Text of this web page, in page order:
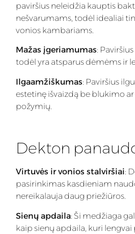
paviršius neleidžia kauptis
nešvarumams, todėl idealiai
vonios kambariams.
Mažas įgeriamumas:
todėl yra atsparus dėmėms ir
Ilgaamžiškumas: Paviršius
estetinę išvaizdą be blukimo
požymių.
Dekton
Virtuvės ir vonios stalviršiai:
pasirinkimas kasdieniam
nereikalauja daug priežiūros.
Sienų apdaila: Ši medžiaga
kaip sienų apdaila, kuri